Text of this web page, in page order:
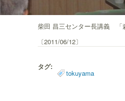
柴田 昌三センター長講義 「
〔2011/06/12〕
タグ:
tokuyama